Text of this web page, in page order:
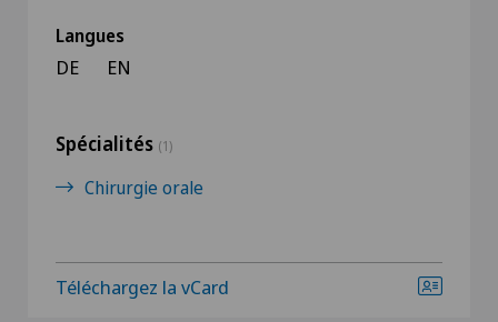
Langues
DE EN
Spécialités (1)
Chirurgie orale
Téléchargez la vCard